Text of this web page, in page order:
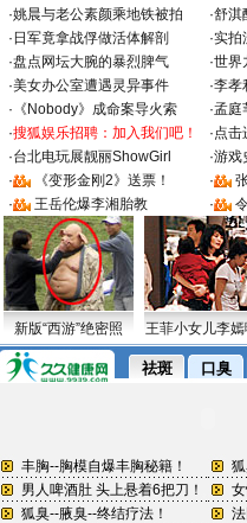
·姚晨与老公素颜乘地铁被拍 ·舒淇
· 日军竟拿战俘做活体解剖 ·实拍
·盘点网坛大腕的暴烈脾气 ·世界
·美女办公室遭遇灵异事件 ·李孝
· 《Nobody》成命案导火索 ·孟庭
·搜狐娱乐招聘：加入我们吧！ ·点击
·台北电玩展靓丽ShowGirl ·游戏
·
《变形金刚2》送票！ ·
·
王岳伦爆李湘胎教 ·
新版“西游”绝密照 王菲小女儿李